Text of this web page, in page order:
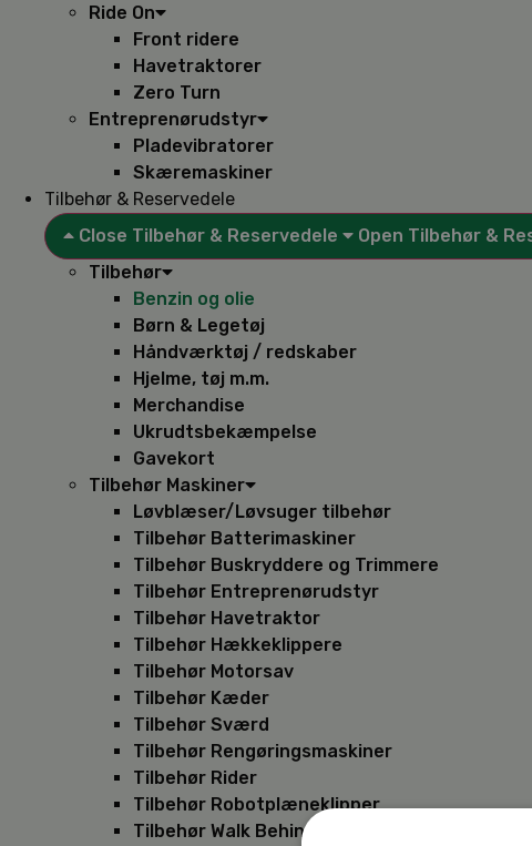
Ride On
Front ridere
Havetraktorer
Zero Turn
Entreprenørudstyr
Pladevibratorer
Skæremaskiner
Tilbehør & Reservedele
Close Tilbehør & Reservedele
Open Tilbehør &
Tilbehør
Benzin og olie
Børn & Legetøj
Håndværktøj / redskaber
Hjelme, tøj m.m.
Merchandise
Ukrudtsbekæmpelse
Gavekort
Tilbehør Maskiner
Løvblæser/Løvsuger tilbehør
Tilbehør Batterimaskiner
Tilbehør Buskryddere og Trimmere
Tilbehør Entreprenørudstyr
Tilbehør Havetraktor
Tilbehør Hækkeklippere
Tilbehør Motorsav
Tilbehør Kæder
Tilbehør Sværd
Tilbehør Rengøringsmaskiner
Tilbehør Rider
Tilbehør Robotplæneklipper
Tilbehør Walk Behind